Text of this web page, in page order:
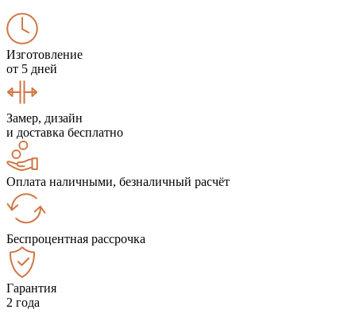
Изготовление
от 5 дней
Замер, дизайн
и доставка бесплатно
Оплата наличными, безналичный расчёт
Беспроцентная рассрочка
Гарантия
2 года